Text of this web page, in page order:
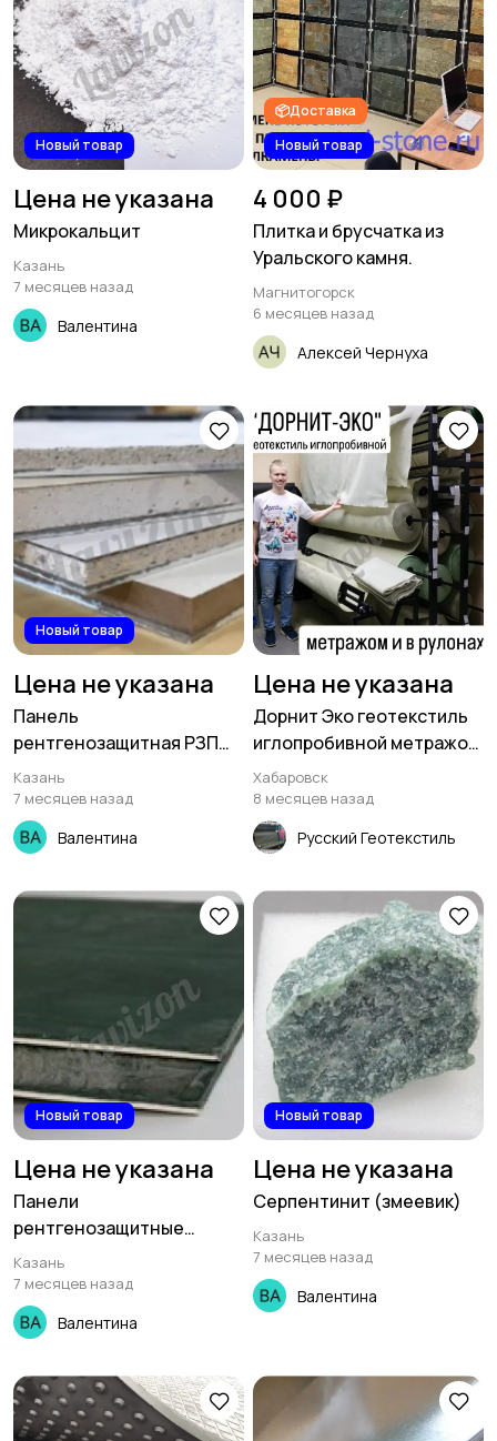
Новый товар
Цена не указана
Микрокальцит
Казань
7 месяцев назад
Валентина
📦Доставка
Новый товар
4 000 ₽
Плитка и брусчатка из
Уральского камня.
Магнитогорск
6 месяцев назад
Алексей Чернуха
Новый товар
Цена не указана
Панель
рентгенозащитная РЗП
2,0 600*1200 мм
Казань
7 месяцев назад
Валентина
Цена не указана
Дорнит Эко геотекстиль
иглопробивной метражом
(наотрез) ширина 2м
Хабаровск
8 месяцев назад
Русский Геотекстиль
Новый товар
Цена не указана
Панели
рентгенозащитные
Protex
Казань
7 месяцев назад
Валентина
Новый товар
Цена не указана
Серпентинит (змеевик)
Казань
7 месяцев назад
Валентина